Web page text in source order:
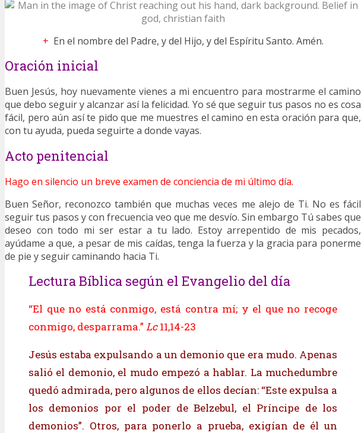
+ En el nombre del Padre, y del Hijo, y del Espíritu Santo. Amén.
Oración inicial
Buen Jesús, hoy nuevamente vienes a mi encuentro para mostrarme el camino
que debo seguir y alcanzar así la felicidad. Yo sé que seguir tus pasos no es cosa
fácil, pero aún así te pido que me muestres el camino en esta oración para que,
con tu ayuda, pueda seguirte a donde vayas.
Acto penitencial
Hago en silencio un breve examen de conciencia de mi último día.
Buen Señor, reconozco también que muchas veces me alejo de Ti. No es fácil
seguir tus pasos y con frecuencia veo que me desvío. Sin embargo Tú sabes que
deseo con todo mi ser estar a tu lado. Estoy arrepentido de mis pecados,
ayúdame a que, a pesar de mis caídas, tenga la fuerza y la gracia para ponerme
de pie y seguir caminando hacia Ti.
Lectura Bíblica según el Evangelio del día
“El que no está conmigo, está contra mí; y el que no recoge
conmigo, desparrama.” Lc11,14-23
Jesús estaba expulsando a un demonio que era mudo. Apenas
salió el demonio, el mudo empezó a hablar. La muchedumbre
quedó admirada, pero algunos de ellos decían: “Este expulsa a
los demonios por el poder de Belzebul, el Príncipe de los
demonios”. Otros, para ponerlo a prueba, exigían de él un